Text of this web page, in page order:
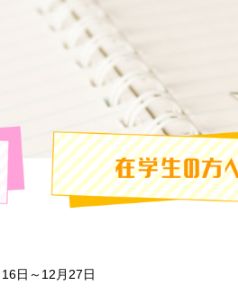
16日～12月27日